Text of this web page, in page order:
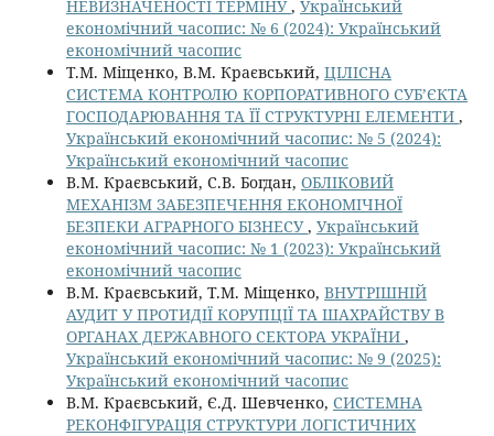
НЕВИЗНАЧЕНОСТІ ТЕРМІНУ, Український
економічний часопис: № 6 (2024): Український
економічний часопис
Т.М. Міщенко, В.М. Краєвський, ЦІЛІСНА
СИСТЕМА КОНТРОЛЮ КОРПОРАТИВНОГО СУБ’ЄКТА
ГОCПОДАРЮВАННЯ ТА ЇЇ СТРУКТУРНІ ЕЛЕМЕНТИ ,
Український економічний часопис: № 5 (2024):
Український економічний часопис
В.М. Краєвський, С.В. Богдан, ОБЛІКОВИЙ
МЕХАНІЗМ ЗАБЕЗПЕЧЕННЯ ЕКОНОМІЧНОЇ
БЕЗПЕКИ АГРАРНОГО БІЗНЕСУ, Український
економічний часопис: № 1 (2023): Український
економічний часопис
В.М. Краєвський, Т.М. Міщенко, ВНУТРІШНІЙ
АУДИТ У ПРОТИДІЇ КОРУПЦІЇ ТА ШАХРАЙСТВУ В
ОРГАНАХ ДЕРЖАВНОГО СЕКТОРА УКРАЇНИ ,
Український економічний часопис: № 9 (2025):
Український економічний часопис
В.М. Краєвський, Є.Д. Шевченко, СИСТЕМНА
РЕКОНФІГУРАЦІЯ СТРУКТУРИ ЛОГІСТИЧНИХ